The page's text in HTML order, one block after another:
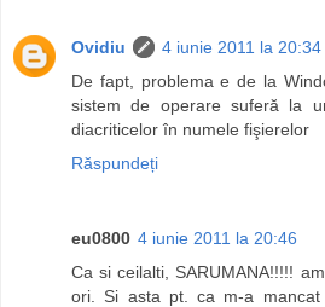
Ovidiu
4 iunie 2011 la 20:34
De fapt, problema e de la
sistem de operare suferă la
diacriticelor în numele fişierelor
Răspundeți
eu0800 4 iunie 2011 la 20:46
Ca si ceilalti, SARUMANA!!!!!
ori. Si asta pt. ca m-a